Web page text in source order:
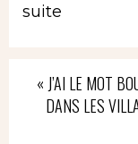
suite
« J’AI LE MOT
DANS LES